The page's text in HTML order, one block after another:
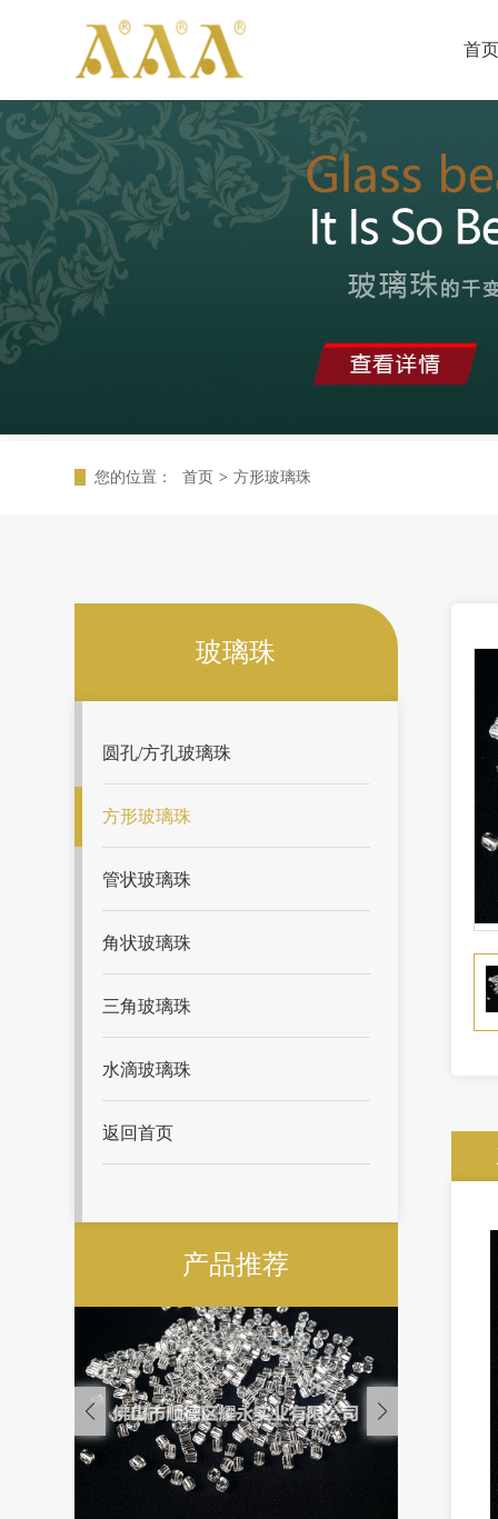
首
您的位置： 首页 > 方形玻璃珠
玻璃珠
圆孔/方孔玻璃珠
方形玻璃珠
管状玻璃珠
角状玻璃珠
三角玻璃珠
水滴玻璃珠
返回首页
产品推荐